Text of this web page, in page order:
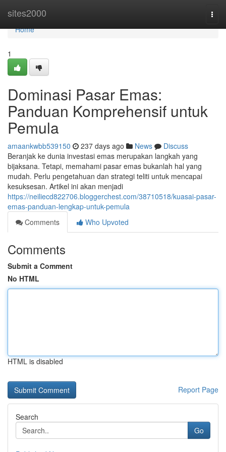
sites2000
Home
Home
1
Dominasi Pasar Emas:
Panduan Komprehensif untuk
Pemula
amaankwbb539150 237 days ago News
Discuss
Beranjak ke dunia investasi emas merupakan langkah yang
bijaksana. Tetapi, memahami pasar emas bukanlah hal yang
mudah. Perlu pengetahuan dan strategi teliti untuk mencapai
kesuksesan. Artikel ini akan menjadi
https://neiliecd822706.bloggerchest.com/38710518/kuasai-pasar-
emas-panduan-lengkap-untuk-pemula
Comments
Who Upvoted
Comments
Submit a Comment
No HTML
HTML is disabled
Report Page
Search
Go